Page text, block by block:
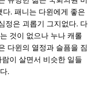
. 패니는 다윈에게 좋은
정은 괴롭기 그지없다. 다
것이 없으나 누나 캐롤
다윈의 열정과 슬픔을 짐
이 살면서 비슷한 일들
.